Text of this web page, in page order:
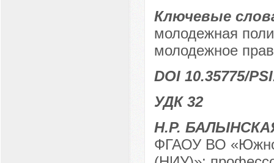
Ключевые
молодежная
молодежное
DOI 10.35775/
УДК 32
Н.Р.
ФГАОУ ВО «Южно-